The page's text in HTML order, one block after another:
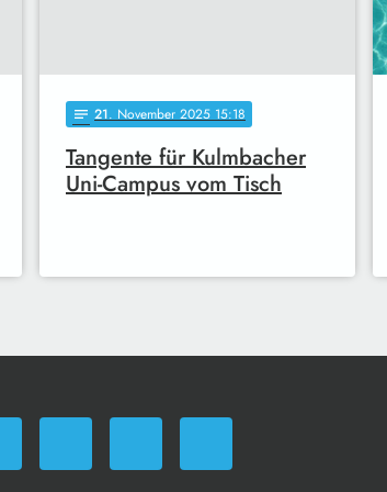
notes 21. November 2025 15:18
Tangente für Kulmbacher
Uni-Campus vom Tisch